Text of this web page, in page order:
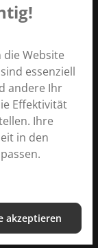
Website
essenziell
andere Ihr
Effektivität
Ihre
in den
akzeptieren
Versandkosten
Über uns